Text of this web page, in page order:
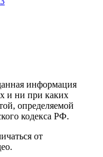
информация
и ни при каких
определяемой
кодекса РФ.
от